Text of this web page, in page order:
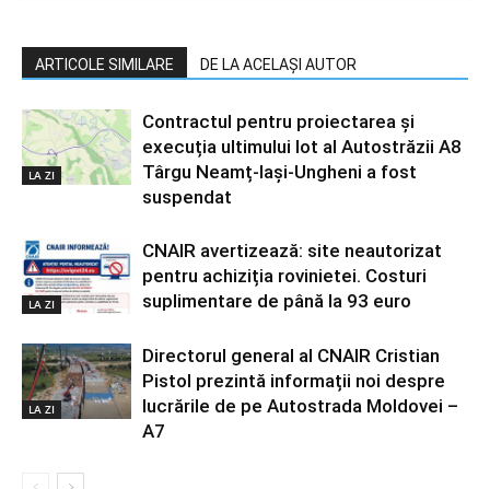
ARTICOLE SIMILARE DE LA ACELAȘI AUTOR
LA ZI
Contractul pentru proiectarea și
execuția ultimului lot al Autostrăzii A8
Târgu Neamț-Iași-Ungheni a fost
suspendat
LA ZI
CNAIR avertizează: site neautorizat
pentru achiziția rovinietei. Costuri
suplimentare de până la 93 euro
LA ZI
Directorul general al CNAIR Cristian
Pistol prezintă informații noi despre
lucrările de pe Autostrada Moldovei –
A7